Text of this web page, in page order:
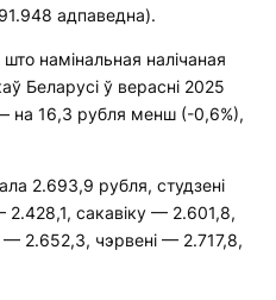
адпаведна).
намінальная налічаная
Беларусі ў верасні 2025
на 16,3 рубля менш (-0,6%),
2.693,9 рубля, студзені
сакавіку — 2.601,8,
— 2.652,3, чэрвені — 2.717,8,